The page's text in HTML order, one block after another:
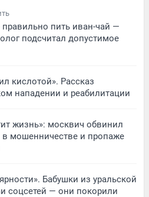
правильно пить иван-чай —
подсчитал допустимое
кислотой». Рассказ
нападении и реабилитации
жизнь»: москвич обвинил
в мошенничестве и пропаже
Бабушки из уральской
соцсетей — они покорили